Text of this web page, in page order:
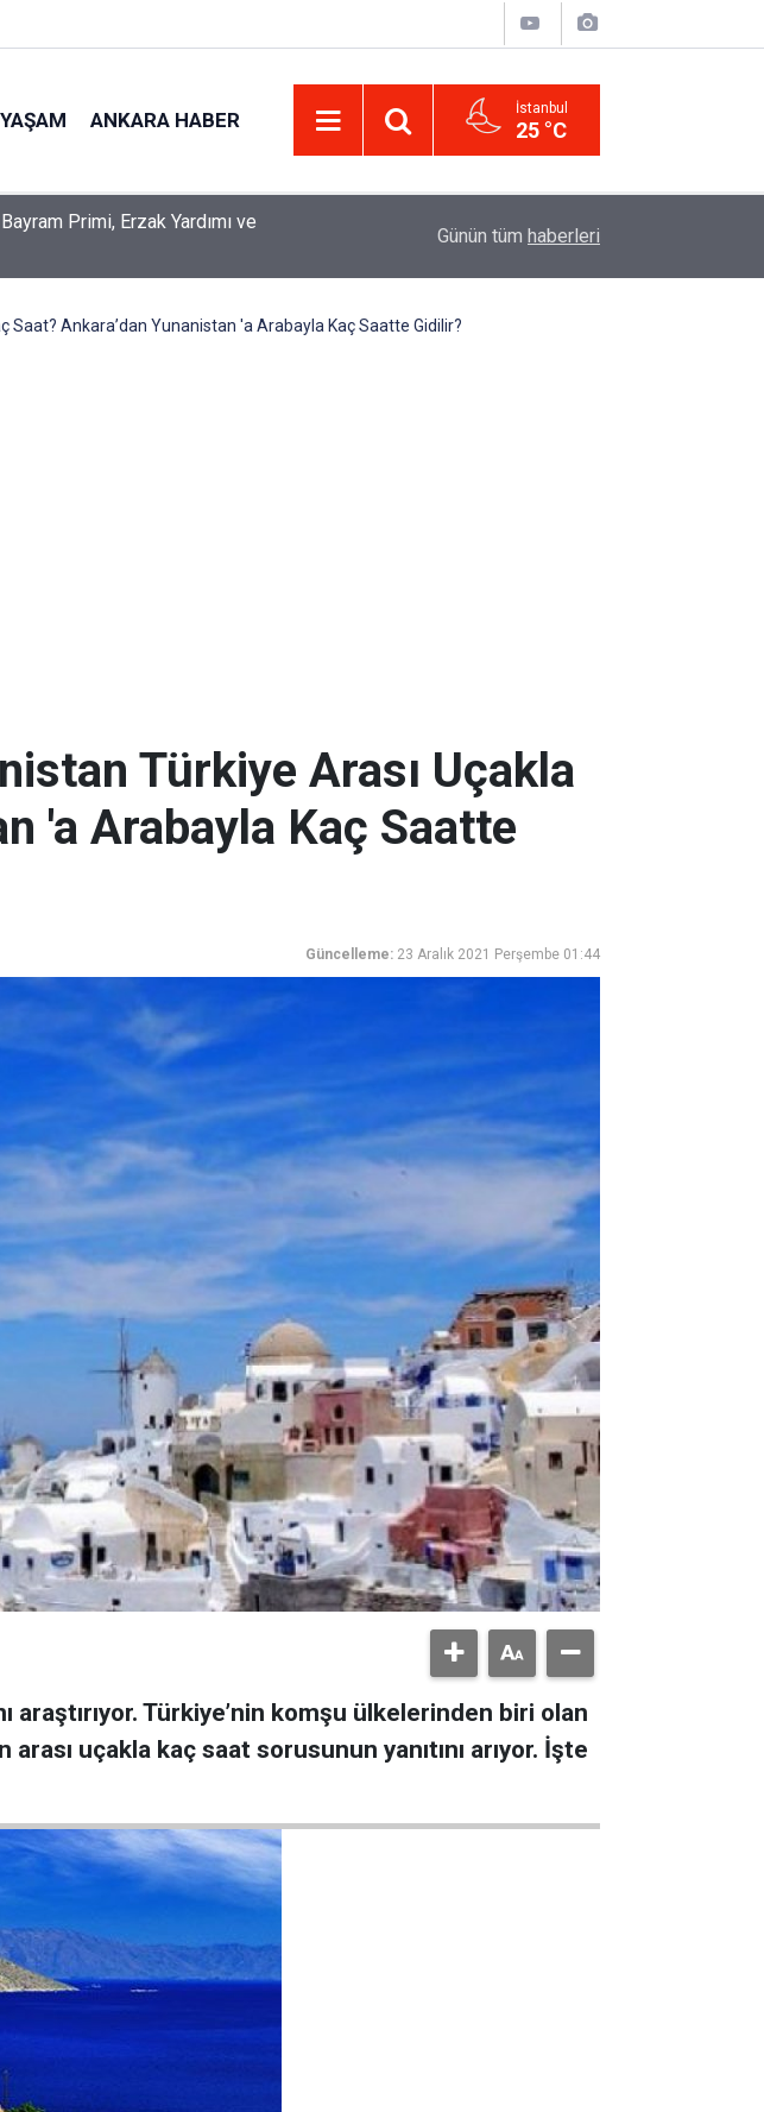
YAŞAM ANKARA HABER İstanbul
25 °C
İptaline Neden Olacak
Uzadı, Ödeme Kuralları Değişti
Günün tüm haberleri
Saat? Ankara’dan Yunanistan 'a Arabayla Kaç Saatte Gidilir?
Türkiye Arası Uçakla
'a Arabayla Kaç Saatte
Güncelleme: 23 Aralık 2021 Perşembe 01:44
araştırıyor. Türkiye’nin komşu ülkelerinden biri olan
uçakla kaç saat sorusunun yanıtını arıyor. İşte